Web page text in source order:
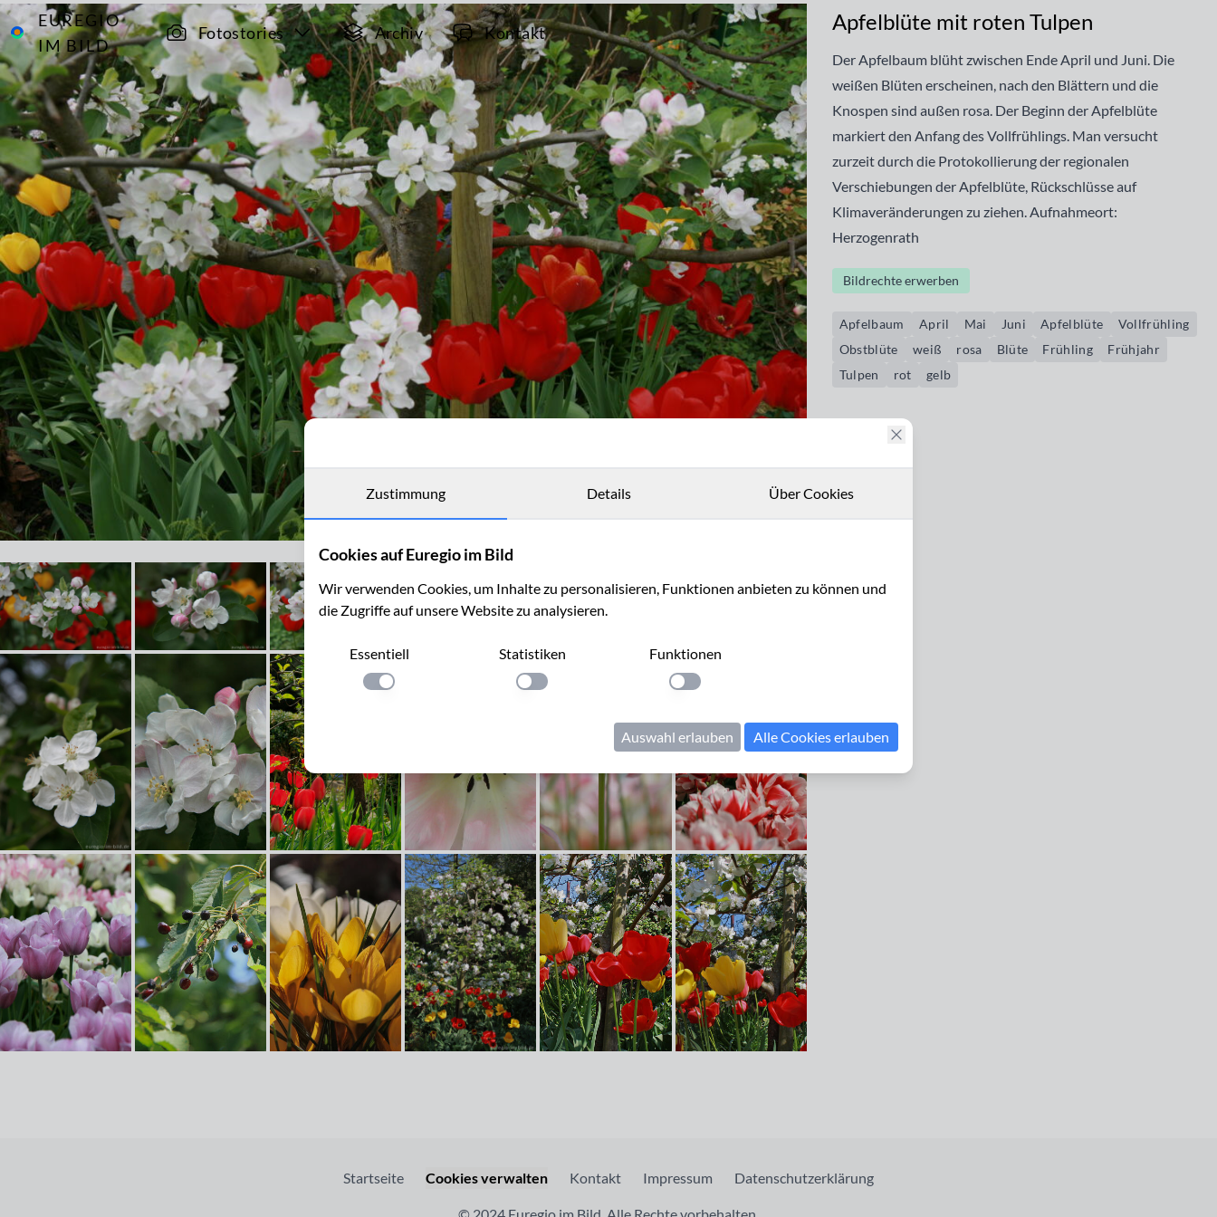
EUREGIO
IM BILD
Fotostories Archiv Kontakt
Archiv 4767 Apfelblüte mit roten Tulpen
Der Apfelbaum blüht zwischen Ende April und Juni. Die
weißen Blüten erscheinen, nach den Blättern und die
Knospen sind außen rosa. Der Beginn der Apfelblüte
markiert den Anfang des Vollfrühlings. Man versucht
zurzeit durch die Protokollierung der regionalen
Verschiebungen der Apfelblüte, Rückschlüsse auf
Klimaveränderungen zu ziehen. Aufnahmeort:
Herzogenrath
Bildrechte erwerben
Apfelbaum April Mai Juni Apfelblüte
Vollfrühling
Obstblüte
weiß rosa Blüte Frühling
Frühjahr
Tulpen
rot gelb
Startseite Cookies verwalten Kontakt Impressum Datenschutzerklärung
Zustimmung Details Über Cookies
Cookies auf Euregio im Bild
Wir verwenden Cookies, um Inhalte zu personalisieren, Funktionen anbieten zu können und
die Zugriffe auf unsere Website zu analysieren.
Essentiell
Einstellung anwenden
Statistiken
Einstellung anwenden
Funktionen
Einstellung anwenden
Auswahl erlauben Alle Cookies erlauben